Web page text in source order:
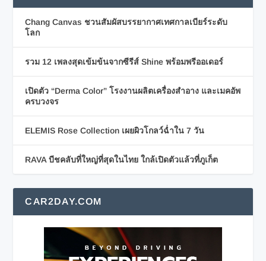
Chang Canvas ชวนสัมผัสบรรยากาศเทศกาลเบียร์ระดับ
โลก
รวม 12 เพลงสุดเข้มข้นจากซีรีส์ Shine พร้อมพรีออเดอร์
เปิดตัว “Derma Color” โรงงานผลิตเครื่องสำอาง และเมคอัพ
ครบวงจร
ELEMIS Rose Collection เผยผิวโกลว์ฉ่ำใน 7 วัน
RAVA บีชคลับที่ใหญ่ที่สุดในไทย ใกล้เปิดตัวแล้วที่ภูเก็ต
CAR2DAY.COM